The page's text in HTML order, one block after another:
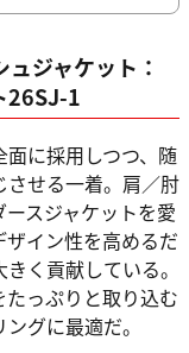
ジャケット：
26SJ-1
に採用しつつ、随
せる一着。肩／肘
スジャケットを愛
イン性を高めるだ
く貢献している。
っぷりと取り込む
グに最適だ。